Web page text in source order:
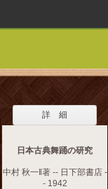
詳 細
日本古典舞踊の研究
中村 秋一‖著 -- 日下部書店 -
- 1942